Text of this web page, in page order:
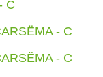
C
- C
- C